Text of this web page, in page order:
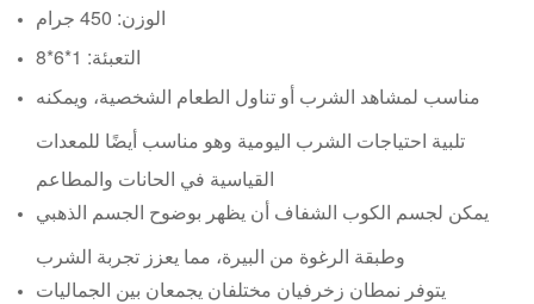
الوزن: 450 جرام
التعبئة: 1*6*8
مناسب لمشاهد الشرب أو تناول الطعام الشخصية، ويمكنه
تلبية احتياجات الشرب اليومية وهو مناسب أيضًا للمعدات
القياسية في الحانات والمطاعم
يمكن لجسم الكوب الشفاف أن يظهر بوضوح الجسم الذهبي
وطبقة الرغوة من البيرة، مما يعزز تجربة الشرب
يتوفر نمطان زخرفيان مختلفان يجمعان بين الجماليات